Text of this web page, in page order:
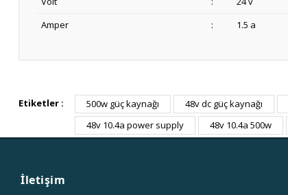
Amper
: 1.5 a
Etiketler : 500w güç kaynağı 48v dc güç kaynağı
48v 10.4a power supply
48v 10.4a 500w
İletişim